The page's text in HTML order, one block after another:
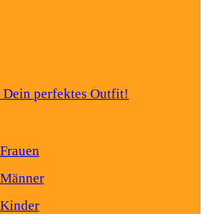
perfektes Outfit!
Frauen
Männer
Kinder